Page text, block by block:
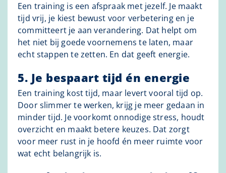
Een training is een afspraak met jezelf. Je maakt
tijd vrij, je kiest bewust voor verbetering en je
committeert je aan verandering. Dat helpt om
het niet bij goede voornemens te laten, maar
echt stappen te zetten. En dat geeft energie.
5. Je bespaart tijd én energie
Een training kost tijd, maar levert vooral tijd op.
Door slimmer te werken, krijg je meer gedaan in
minder tijd. Je voorkomt onnodige stress, houdt
overzicht en maakt betere keuzes. Dat zorgt
voor meer rust in je hoofd én meer ruimte voor
wat echt belangrijk is.